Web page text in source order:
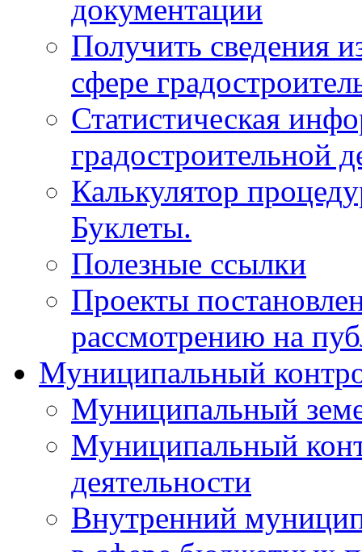
документации
Получить сведения
сфере
Статистическая
градостроительной
Калькулятор
Буклеты.
Полезные ссылки
Проекты
рассмотрению на
Муниципальный
Муниципальный
Муниципальный
деятельности
Внутренний